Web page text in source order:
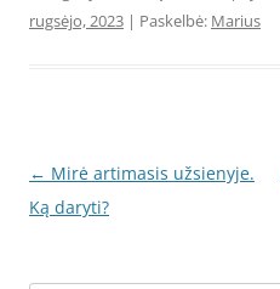
rugsėjo, 2023 | Paskelbė: Marius
Įrašo
navigacija
← Mirė artimasis užsienyje.
Ką daryti?